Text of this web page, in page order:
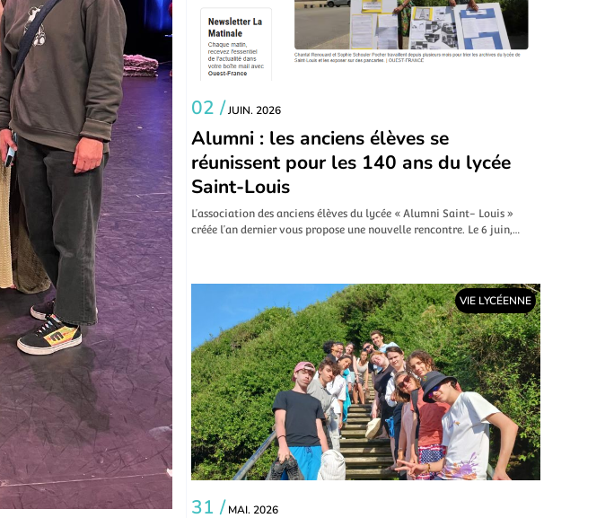
02 /JUIN. 2026
Alumni : les anciens élèves se
réunissent pour les 140 ans du lycée
Saint-Louis
L’association des anciens élèves du lycée « Alumni Saint- Louis »
créée l’an dernier vous propose une nouvelle rencontre. Le 6 juin,…
VIE LYCÉENNE
31 / MAI. 2026